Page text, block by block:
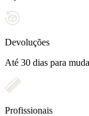
Devoluções
Até 30 dias para
Profissionais